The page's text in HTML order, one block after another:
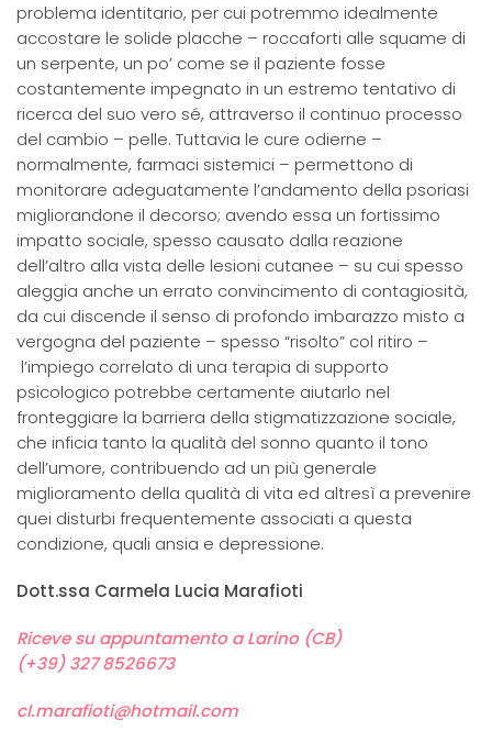
problema identitario, per cui potremmo idealmente
accostare le solide placche – roccaforti alle squame di
un serpente, un po’ come se il paziente fosse
costantemente impegnato in un estremo tentativo di
ricerca del suo vero sé, attraverso il continuo processo
del cambio – pelle. Tuttavia le cure odierne –
normalmente, farmaci sistemici – permettono di
monitorare adeguatamente l’andamento della psoriasi
migliorandone il decorso; avendo essa un fortissimo
impatto sociale, spesso causato dalla reazione
dell’altro alla vista delle lesioni cutanee – su cui spesso
aleggia anche un errato convincimento di contagiosità,
da cui discende il senso di profondo imbarazzo misto a
vergogna del paziente – spesso “risolto” col ritiro –
l’impiego correlato di una terapia di supporto
psicologico potrebbe certamente aiutarlo nel
fronteggiare la barriera della stigmatizzazione sociale,
che inficia tanto la qualità del sonno quanto il tono
dell’umore, contribuendo ad un più generale
miglioramento della qualità di vita ed altresì a prevenire
quei disturbi frequentemente associati a questa
condizione, quali ansia e depressione.
Dott.ssa Carmela Lucia Marafioti
Riceve su appuntamento a Larino (CB)
(+39) 327 8526673
cl.marafioti@hotmail.com